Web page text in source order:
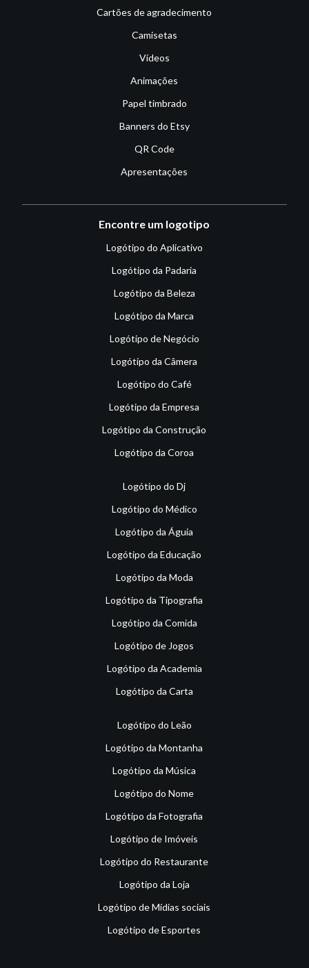
Cartões de agradecimento
Camisetas
Vídeos
Animações
Papel timbrado
Banners do Etsy
QR Code
Apresentações
Encontre um logotipo
Logótipo do Aplicativo
Logótipo da Padaria
Logótipo da Beleza
Logótipo da Marca
Logótipo de Negócio
Logótipo da Câmera
Logótipo do Café
Logótipo da Empresa
Logótipo da Construção
Logótipo da Coroa
Logótipo do Dj
Logótipo do Médico
Logótipo da Águia
Logótipo da Educação
Logótipo da Moda
Logótipo da Tipografia
Logótipo da Comida
Logótipo de Jogos
Logótipo da Academia
Logótipo da Carta
Logótipo do Leão
Logótipo da Montanha
Logótipo da Música
Logótipo do Nome
Logótipo da Fotografia
Logótipo de Imóveis
Logótipo do Restaurante
Logótipo da Loja
Logótipo de Mídias sociais
Logótipo de Esportes